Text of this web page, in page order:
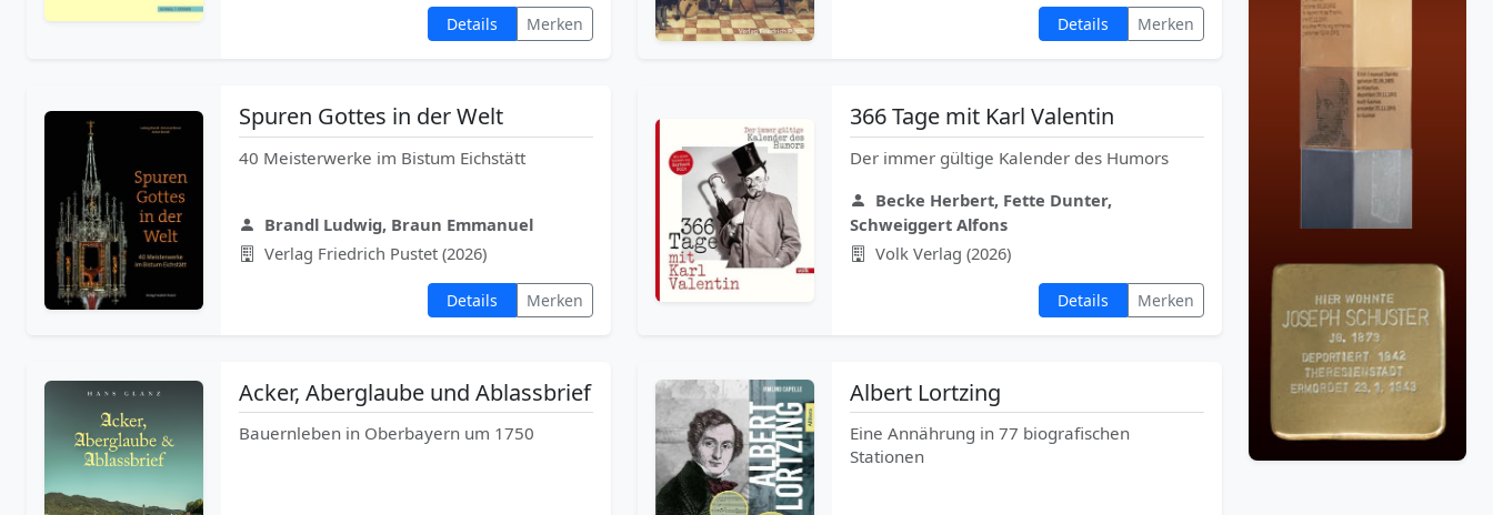
Details Merken Details Merken
Spuren Gottes in der Welt
40 Meisterwerke im Bistum Eichstätt
Brandl Ludwig, Braun Emmanuel
Verlag Friedrich Pustet (2026)
Details Merken
366 Tage mit Karl Valentin
Der immer gültige Kalender des Humors
Becke Herbert, Fette Dunter,
Schweiggert Alfons
Volk Verlag (2026)
Details Merken
Acker, Aberglaube und Ablassbrief
Bauernleben in Oberbayern um 1750
Albert Lortzing
Eine Annährung in 77 biografischen
Stationen